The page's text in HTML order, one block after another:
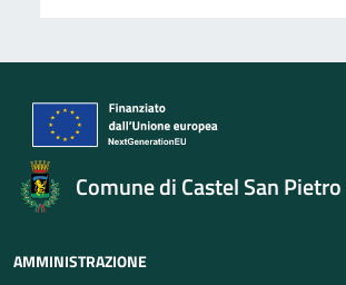
Comune di Castel San
AMMINISTRAZIONE